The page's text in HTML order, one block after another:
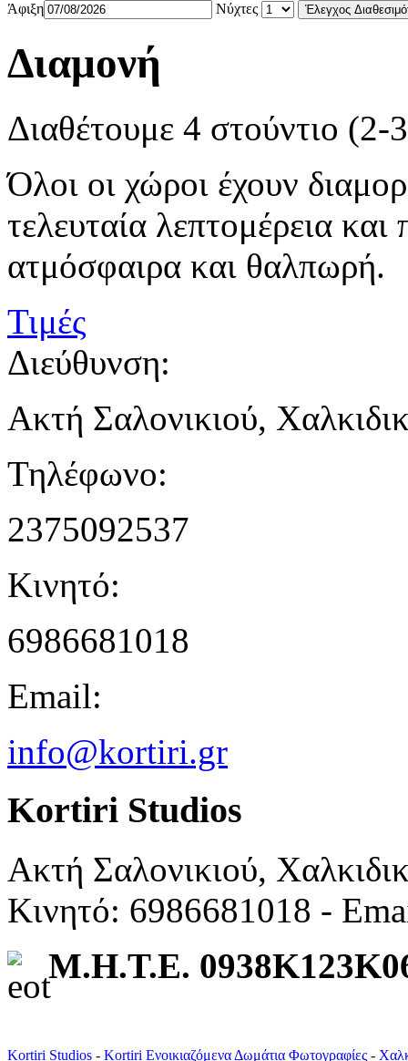
Άφιξη Νύχτες
Διαμονή
Διαθέτουμε 4 στούντιο
Όλοι οι χώροι έχουν
τελευταία λεπτομέρεια
ατμόσφαιρα και θαλπωρή.
Τιμές
Διεύθυνση:
Ακτή Σαλονικιού,
Τηλέφωνο:
2375092537
Κινητό:
6986681018
Email:
info@kortiri.gr
Kortiri Studios
Ακτή Σαλονικιού,
Κινητό: 6986681018 -
Μ.Η.Τ.Ε.
Kortiri Studios - Kortiri Ενοικιαζόμενα Δωμάτια Φωτογραφίες -